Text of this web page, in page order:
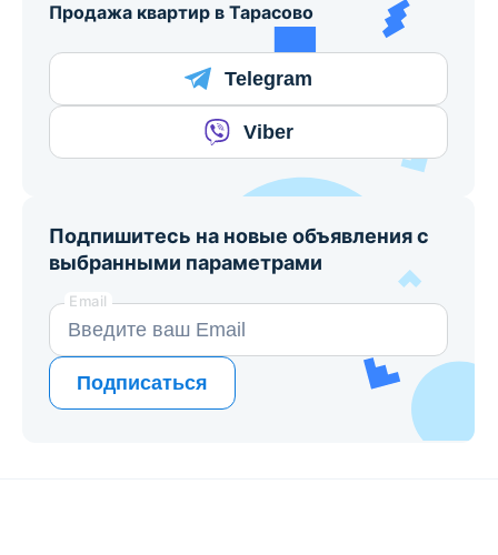
Продажа квартир в Тарасово
Telegram
Viber
Подпишитесь на новые объявления с
выбранными параметрами
Email
Подписаться